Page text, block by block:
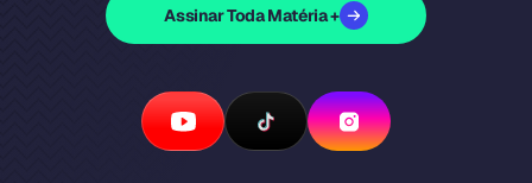
Assinar Toda Matéria +